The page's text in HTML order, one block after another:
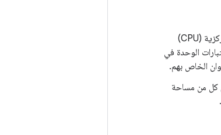
هي عملية تنفيذ مستندة إلى وحدة المعالجة المركزية (CPU)
الوحدة في
الخاص بهم.
كل من مساحة